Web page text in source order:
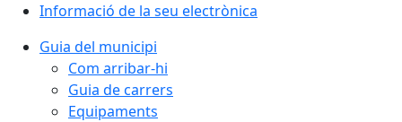
Informació de la seu electrònica
Guia del municipi
Com arribar-hi
Guia de carrers
Equipaments